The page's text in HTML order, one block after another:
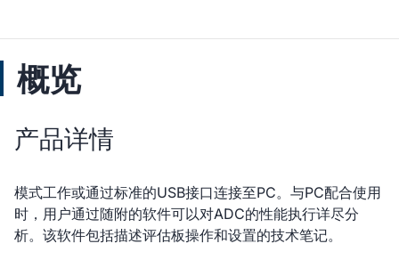
概览
产品详情
模式工作或通过标准的USB接口连接至PC。与PC配合使用
时，用户通过随附的软件可以对ADC的性能执行详尽分
析。该软件包括描述评估板操作和设置的技术笔记。